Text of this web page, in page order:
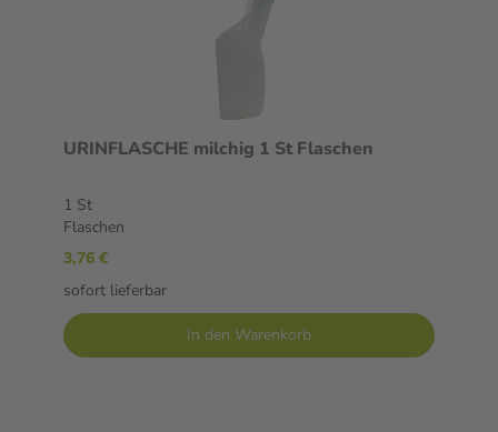
URINFLASCHE milchig 1 St Flaschen
1 St
Flaschen
3,76 €
sofort lieferbar
In den Warenkorb